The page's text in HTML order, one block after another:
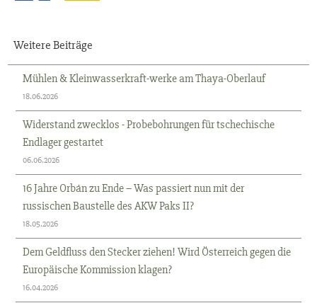
Weitere Beiträge
Mühlen & Kleinwasserkraft-werke am Thaya-Oberlauf
18.06.2026
Widerstand zwecklos - Probebohrungen für tschechische
Endlager gestartet
06.06.2026
16 Jahre Orbán zu Ende – Was passiert nun mit der
russischen Baustelle des AKW Paks II?
18.05.2026
Dem Geldfluss den Stecker ziehen! Wird Österreich gegen die
Europäische Kommission klagen?
16.04.2026